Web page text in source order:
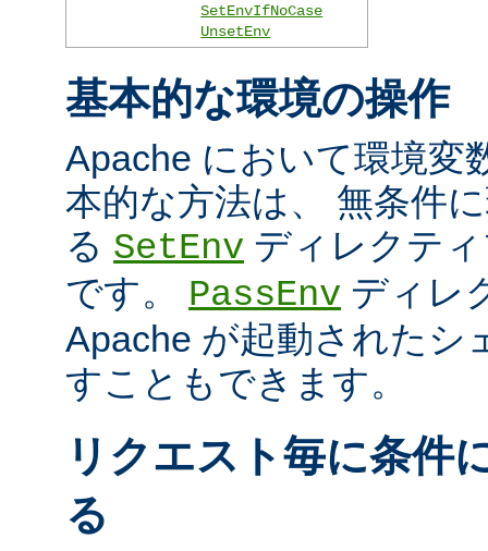
SetEnvIfNoCase
UnsetEnv
基本的な環境の操作
Apache において環境変
本的な方法は、 無条件
る SetEnv ディレクテ
です。 PassEnv ディレ
Apache が起動されたシ
すこともできます。
リクエスト毎に条件
る